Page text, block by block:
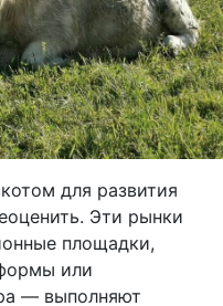
для развития
Эти рынки
площадки,
или
— выполняют